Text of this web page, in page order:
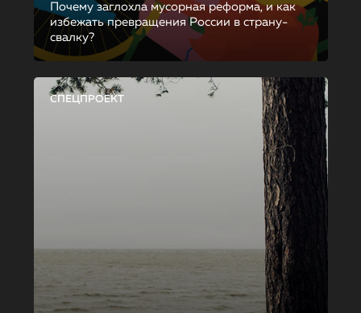
Почему заглохла мусорная реформа, и как
избежать превращения России в страну-
свалку?
СПЕЦПРОЕКТ